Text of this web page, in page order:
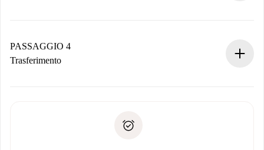
contatto con il proprietario.
Se rifiutata: non ti addebiteremo nulla e ti proporremo
Domiciliazione del pagamento
PASSAGGIO 4
Trasferimento
solo se non segnali problemi.